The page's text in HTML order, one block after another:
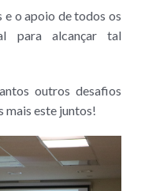
e o apoio de todos os
para alcançar tal
outros desafios
mais este juntos!